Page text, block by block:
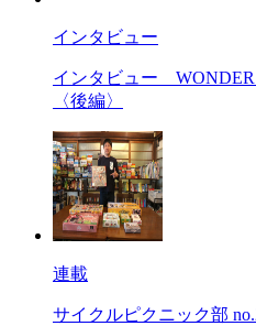
インタビュー
インタビュー
〈後編〉
連載
サイクルピクニック部